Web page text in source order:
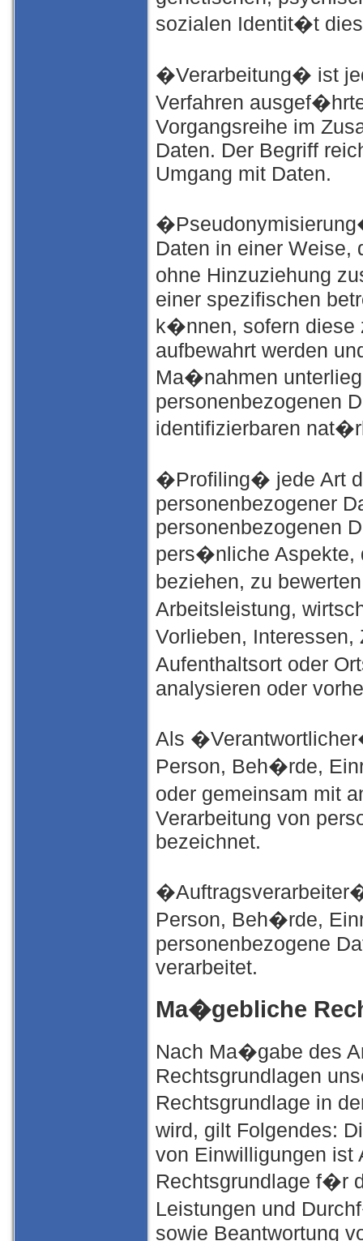
sozialen Identit�t
�Verarbeitung� ist
Verfahren
Vorgangsreihe im
Daten. Der Begriff
Umgang mit Daten.
Daten in einer Weise,
ohne Hinzuziehung
einer spezifischen
k�nnen, sofern diese
aufbewahrt werden
Ma�nahmen
personenbezogenen
identifizierbaren
�Profiling� jede Art
personenbezogener
personenbezogenen
pers�nliche Aspekte,
beziehen, zu
Arbeitsleistung,
Vorlieben,
Aufenthaltsort oder
analysieren oder
Als
Person, Beh�rde,
oder gemeinsam mit
Verarbeitung von
bezeichnet.
Person, Beh�rde,
personenbezogene
verarbeitet.
Ma�gebliche
Nach Ma�gabe des
Rechtsgrundlagen
Rechtsgrundlage in
wird, gilt Folgendes:
von Einwilligungen ist
Rechtsgrundlage f�r
Leistungen und
sowie Beantwortung